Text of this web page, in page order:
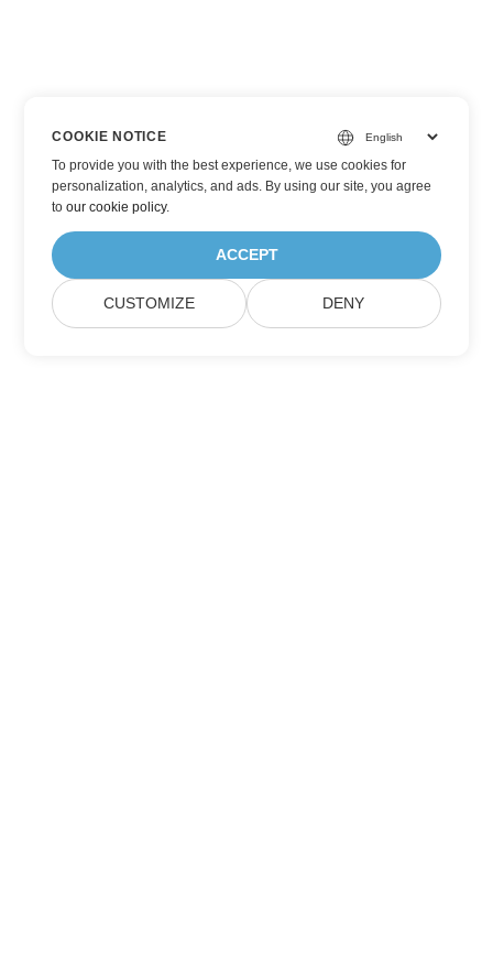
COOKIE NOTICE
To provide you with the best experience, we use cookies for
personalization, analytics, and ads. By using our site, you agree
toour cookie policy.
ACCEPT
CUSTOMIZE DENY